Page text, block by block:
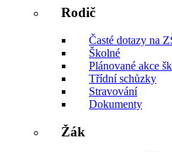
Rodič
Časté dotazy na
Školné
Plánované akce
Třídní schůzky
Stravování
Dokumenty
Žák